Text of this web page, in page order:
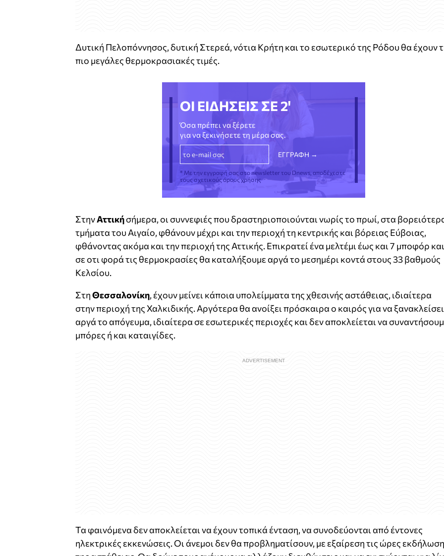
Δυτική Πελοπόννησος, δυτική Στερεά, νότια Κρήτη και το εσωτερικό της Ρόδου θα έχουν
πιο μεγάλες θερμοκρασιακές τιμές.
ΟΙ ΕΙΔΗΣΕΙΣ ΣΕ 2'
Όσα πρέπει να ξέρετε
για να ξεκινήσετε τη μέρα σας.
* Με την εγγραφή σας στο newsletter του Dnews, αποδέχεστε
τους σχετικούς όρους χρήσης
ΣτηνΑττικήσήμερα, οι συννεφιές που δραστηριοποιούνται νωρίς το πρωί, στα
τμήματα του Αιγαίο, φθάνουν μέχρι και την περιοχή τη κεντρικής και βόρειας Εύβοιας,
φθάνοντας ακόμα και την περιοχή της Αττικής. Επικρατεί ένα μελτέμι έως και 7 μποφόρ και
σε οτι φορά τις θερμοκρασίες θα καταλήξουμε αργά το μεσημέρι κοντά στους 33 βαθμούς
Κελσίου.
ΣτηΘεσσαλονίκη, έχουν μείνει κάποια υπολείμματα της χθεσινής αστάθειας, ιδιαίτερα
στην περιοχή της Χαλκιδικής. Αργότερα θα ανοίξει πρόσκαιρα ο καιρός για να ξανακλείσει
αργά το απόγευμα, ιδιαίτερα σε εσωτερικές περιοχές και δεν αποκλείεται να
μπόρες ή και καταιγίδες.
Τα φαινόμενα δεν αποκλείεται να έχουν τοπικά ένταση, να συνοδεύονται από έντονες
ηλεκτρικές εκκενώσεις. Οι άνεμοι δεν θα προβληματίσουν, με εξαίρεση τις ώρες